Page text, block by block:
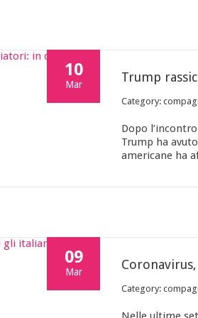
10
Mar
Category:
Dopo
Trump ha
americane ha
09
Mar
Category: